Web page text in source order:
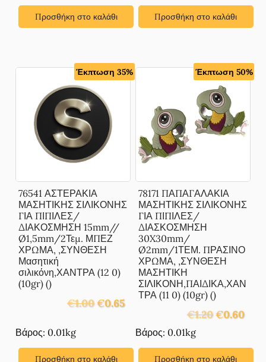
Προσθήκη στο καλάθι Προσθήκη στο καλάθι
Έκπτωση 35%
76541 ΑΣΤΕΡΑΚΙΑ
ΜΑΣΗΤΙΚΗΣ ΣΙΛΙΚΟΝΗΣ
ΓΙΑ ΠΙΠΙΛΕΣ/
ΔΙΑΚΟΣΜΗΣΗ 15mm//
Ø1,5mm/2Τεμ. ΜΠΕΖ
ΧΡΩΜΑ, ,ΣΥΝΘΕΣΗ
Μασητική
σιλικόνη,ΧΑΝΤΡΑ (12 0)
(10gr) ()
€1.00 Original
€0.65Η
είναι:
€0.65.
Βάρος: 0.01kg
Προσθήκη στο καλάθι
Έκπτωση 50%
78171 ΠΑΠΑΓΑΛΑΚΙΑ
ΜΑΣΗΤΙΚΗΣ ΣΙΛΙΚΟΝΗΣ
ΓΙΑ ΠΙΠΙΛΕΣ/
ΔΙΑΣΚΟΣΜΗΣΗ
30X30mm/
Ø2mm/1ΤΕΜ. ΠΡΑΣΙΝΟ
ΧΡΩΜΑ, ,ΣΥΝΘΕΣΗ
ΜΑΣΗΤΙΚΗ
ΣΙΛΙΚΟΝΗ,ΠΑΙΔΙΚΑ,ΧΑΝ
ΤΡΑ (11 0) (10gr) ()
€1.20 Original
€1.20.
€0.60Η
είναι:
Βάρος: 0.01kg
Προσθήκη στο καλάθι